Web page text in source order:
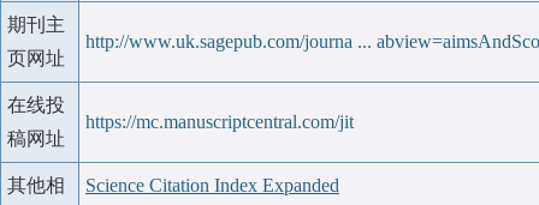
期刊主
页网址
http://www.uk.sagepub.com/journa ...
在线投
稿网址
https://mc.manuscriptcentral.com/jit
其他相
Science Citation Index Expanded